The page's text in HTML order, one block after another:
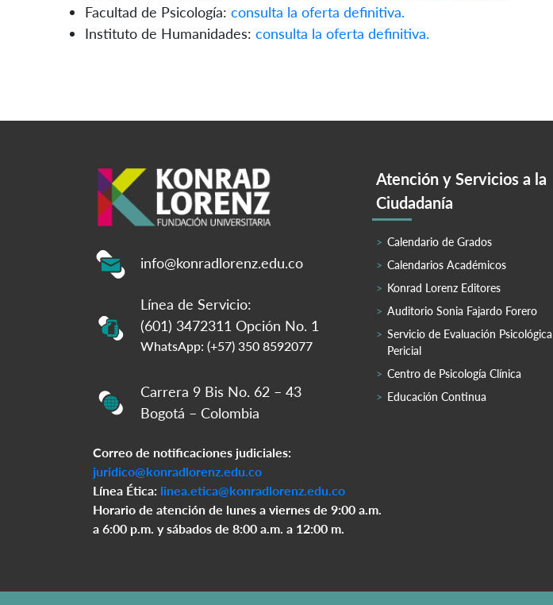
Facultad de Psicología: consulta la oferta definitiva.
Instituto de Humanidades: consulta la oferta definitiva.
info@konradlorenz.edu.co
Línea de Servicio:
(601) 3472311 Opción No. 1
WhatsApp: (+57) 350 8592077
Carrera 9 Bis No. 62 – 43
Bogotá – Colombia
Correo de notificaciones judiciales:
juridico@konradlorenz.edu.co
Línea Ética: linea.etica@konradlorenz.edu.co
Horario de atención de lunes a viernes de 9:00 a.m.
a 6:00 p.m. y sábados de 8:00 a.m. a 12:00 m.
Atención y Servicios a la
Ciudadanía
Calendario de Grados
Calendarios Académicos
Konrad Lorenz Editores
Auditorio Sonia Fajardo Forero
Servicio de Evaluación Psicológica
Pericial
Centro de Psicología Clínica
Educación Continua